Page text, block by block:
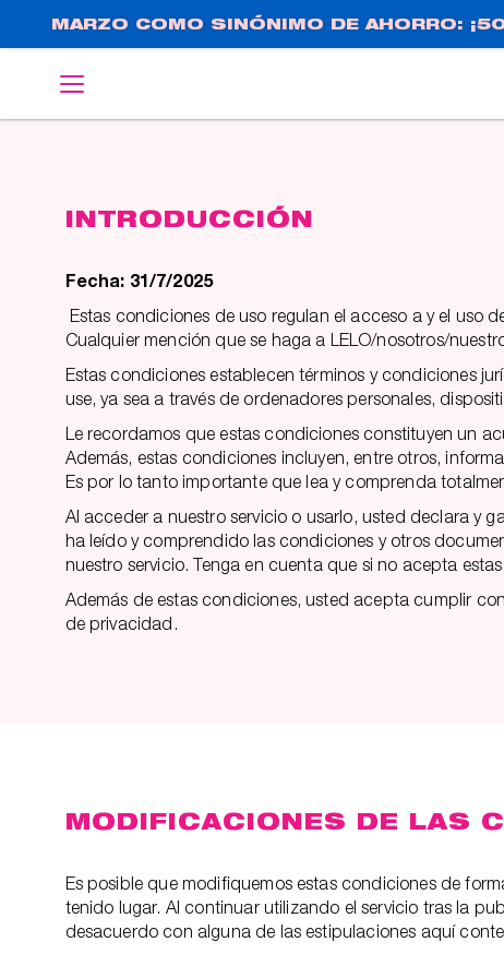
principal
MARZO COMO SINÓNIMO DE AHORRO:
English
INTRODUCCIÓN
Fecha: 31/7/2025
Estas condiciones de uso regulan el acceso a y el uso
Cualquier mención que se haga a LELO/nosotros/
Estas condiciones establecen términos y condiciones
use, ya sea a través de ordenadores personales,
Le recordamos que estas condiciones constituyen un
Además, estas condiciones incluyen, entre otros,
Es por lo tanto importante que lea y comprenda
Al acceder a nuestro servicio o usarlo, usted declara y
ha leído y comprendido las condiciones y otros
nuestro servicio. Tenga en cuenta que si no acepta
Además de estas condiciones, usted acepta cumplir
de privacidad.
MODIFICACIONES DE LAS
Es posible que modifiquemos estas condiciones de
tenido lugar. Al continuar utilizando el servicio tras la
desacuerdo con alguna de las estipulaciones aquí